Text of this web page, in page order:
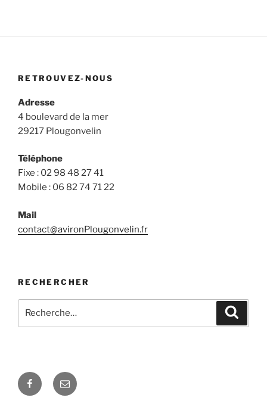
RETROUVEZ-NOUS
Adresse
4 boulevard de la mer
29217 Plougonvelin
Téléphone
Fixe : 02 98 48 27 41
Mobile : 06 82 74 71 22
Mail
contact@avironPlougonvelin.fr
RECHERCHER
pour
Facebook
E-
mail